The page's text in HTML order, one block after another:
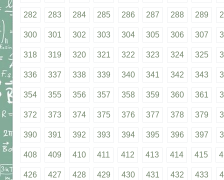
282 283 284 285 286 287 288 289
300 301 302 303 304 305 306 307
318 319 320 321 322 323 324 325
336 337 338 339 340 341 342 343
354 355 356 357 358 359 360 361
372 373 374 375 376 377 378 379
390 391 392 393 394 395 396 397
408 409 410 411 412 413 414 415
426 427 428 429 430 431 432 433